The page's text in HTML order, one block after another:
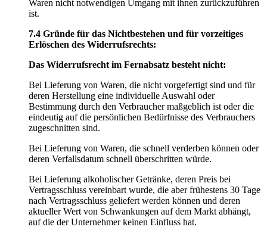
Waren nicht notwendigen Umgang mit ihnen zurückzuführen
ist.
7.4 Gründe für das Nichtbestehen und für vorzeitiges
Erlöschen des Widerrufsrechts:
Das Widerrufsrecht im Fernabsatz besteht nicht:
Bei Lieferung von Waren, die nicht vorgefertigt sind und für
deren Herstellung eine individuelle Auswahl oder
Bestimmung durch den Verbraucher maßgeblich ist oder die
eindeutig auf die persönlichen Bedürfnisse des Verbrauchers
zugeschnitten sind.
Bei Lieferung von Waren, die schnell verderben können oder
deren Verfallsdatum schnell überschritten würde.
Bei Lieferung alkoholischer Getränke, deren Preis bei
Vertragsschluss vereinbart wurde, die aber frühestens 30 Tage
nach Vertragsschluss geliefert werden können und deren
aktueller Wert von Schwankungen auf dem Markt abhängt,
auf die der Unternehmer keinen Einfluss hat.